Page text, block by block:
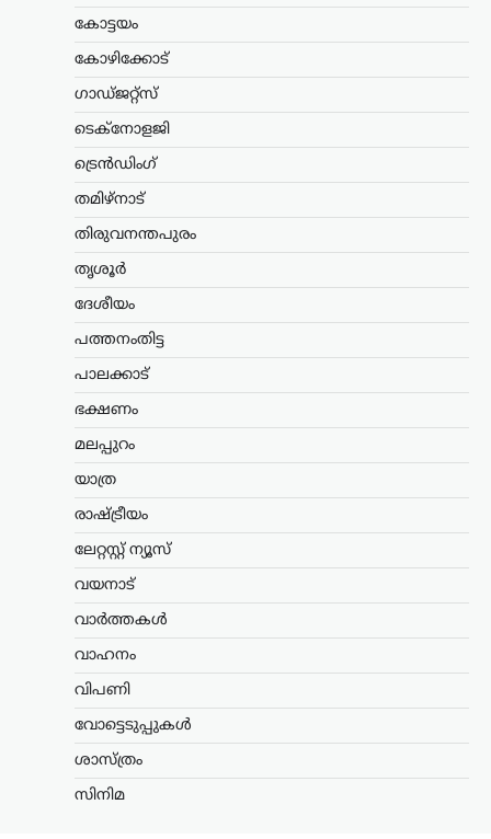
കോട്ടയം
കോഴിക്കോട്
ഗാഡ്ജറ്റ്സ്
ടെക്നോളജി
ട്രെൻഡിംഗ്
തമിഴ്നാട്
തിരുവനന്തപുരം
തൃശൂർ
ദേശീയം
പത്തനംതിട്ട
പാലക്കാട്
ഭക്ഷണം
മലപ്പുറം
യാത്ര
രാഷ്ട്രീയം
ലേറ്റസ്റ്റ് ന്യൂസ്
വയനാട്
വാർത്തകൾ
വാഹനം
വിപണി
വോട്ടെടുപ്പുകൾ
ശാസ്ത്രം
സിനിമ
അയോധ്യ രാമക്ഷേത്രത്തിനായി ലഭിച്ച
3,300 കോടി രൂപയുടെ സംഭാവനകളുടെ
വിനിയോഗത്തിൽ യാതൊരു ക്രമക്കേടും
വ്യക്തമാക്കി. സംഭാവന തുകയുടെ
ഉപയോഗവുമായി ബന്ധപ്പെട്ട് ഉയർന്ന
കേരളം,തിരുവനന്തപുരം,വാർത്തകൾ
അനീതി; ഉത്തരവ്
പിൻവലിക്കണമെന്ന്
ഗുണഭോക്താക്കളുടെ വീടുകളിലെത്തി
പ്രതിപക്ഷ നേതാവ് പിണറായി വിജയൻ.
കേരളം രാജ്യത്തിന് മാതൃകയായി…
ട്രെൻഡിംഗ്
രാഹുൽ ഗാന്ധിയുടെ
വസതിക്ക് മുന്നിൽ
സീറ്റ് വാഗ്ദാനം ചെയ്ത്
പണം തട്ടിയെന്ന്